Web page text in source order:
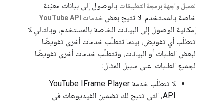
لعميل واجهة برمجة التطبيقات بالوصول إلى بيانات معيّنة
خاصة بالمستخدم. لا تتيح بعض خدمات YouTube API
إمكانية الوصول إلى البيانات الخاصة بالمستخدم، وبالتالي لا
تتطلّب أي تفويض، بينما تتطلّب خدمات أخرى تفويضًا
لبعض الطلبات أو البيانات، وتتطلّب خدمات أخرى تفويضًا
لجميع الطلبات. على سبيل المثال:
لا تتطلّب خدمة YouTube IFrame Player
API، التي تتيح لك تضمين الفيديوهات في